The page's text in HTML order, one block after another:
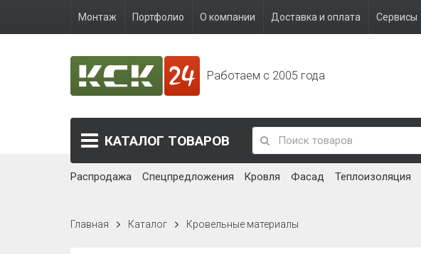
Монтаж Портфолио О компании Доставка и оплата Сервисы
Работаем с 2005 года
КАТАЛОГ ТОВАРОВ
Распродажа Спецпредложения Кровля Фасад Теплоизоляция
Главная Каталог Кровельные материалы